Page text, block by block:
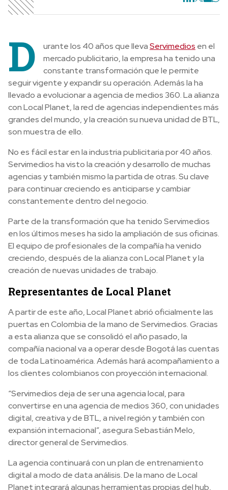
D urante los 40 años que llevaServimedios en el
mercado publicitario, la empresa ha tenido una
constante transformación que le permite
seguir vigente y expandir su operación. Además la ha
llevado a evolucionar a agencia de medios 360. La alianza
con Local Planet, la red de agencias independientes más
grandes del mundo, y la creación su nueva unidad de BTL,
son muestra de ello.
No es fácil estar en la industria publicitaria por 40 años.
Servimedios ha visto la creación y desarrollo de muchas
agencias y también mismo la partida de otras. Su clave
para continuar creciendo es anticiparse y cambiar
constantemente dentro del negocio.
Parte de la transformación que ha tenido Servimedios
en los últimos meses ha sido la ampliación de sus oficinas.
El equipo de profesionales de la compañía ha venido
creciendo, después de la alianza con Local Planet y la
creación de nuevas unidades de trabajo.
Representantes de Local Planet
A partir de este año, Local Planet abrió oficialmente las
puertas en Colombia de la mano de Servimedios. Gracias
a esta alianza que se consolidó el año pasado, la
compañía nacional va a operar desde Bogotá las cuentas
de toda Latinoamérica. Además hará acompañamiento a
los clientes colombianos con proyección internacional.
“Servimedios deja de ser una agencia local, para
convertirse en una agencia de medios 360, con unidades
digital, creativa y de BTL, a nivel región y también con
expansión internacional”, asegura Sebastián Melo,
director general de Servimedios.
La agencia continuará con un plan de entrenamiento
digital a modo de data análisis. De la mano de Local
Planet integrará algunas herramientas propias del hub,